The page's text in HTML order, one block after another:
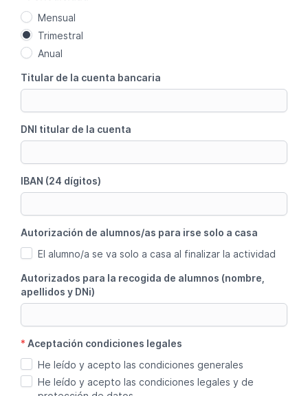
Mensual
Trimestral
Anual
Titular de la cuenta bancaria
DNI titular de la cuenta
IBAN (24 dígitos)
Autorización de alumnos/as para irse solo a casa
El alumno/a se va solo a casa al finalizar la actividad
Autorizados para la recogida de alumnos (nombre,
apellidos y DNi)
* Aceptación condiciones legales
He leído y acepto las condiciones generales
He leído y acepto las condiciones legales y de